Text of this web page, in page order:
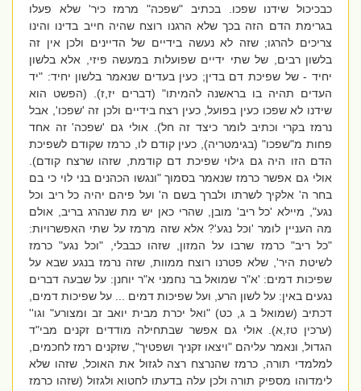
כבכיכול שידנו שפכו. בכתיב "שפכה" מרמז כיר' שלא פעלו
בגרימת הדם הזה בכך שלא הרגנו רוצח שהיה חייב בדינו והינו
צריכים להרגו; שזה לא נעשה בידיים של הדיינים ולכן אין זה
בלשון רבים, של שתי ידיים שפועלות במעשה פיזי, אלא בלשון
יחיד - של שפיכת דם בדין; כעין בעדים שנאמר בלשון יחיד: "יד
העדים תהיה בו בראשנה להמיתו" (דברים יז,ז). (הפשט הוא
שידנו לא שפכו כעין בפועל, כעין רצח בידיים ולכן זה 'שפכו', אבל
נרמז בקרי וכתיב לומר כיצד זה חל). אולי גם 'שפכה' זה אחד
פחות מ"שפכו" (בגימטריה), כעין קודם לו, כרמז שקודם לשפיכת
הדם הזו היה גם גילוי שפיכת דם קודמת, שזהו שרצח קודם).
אולי גם אפשר כרמז שנאמר בסמוך "ונגשו הכהנים בני לוי כי בם
בחר ה' אלקיך לשרתו ולברך בשם ה' ועל פיהם יהיה כל ריב וכל
נגע", מיילא 'כל ריב' מובן, שהרי כאן יש מת שנהרג בריב, אולם
מה העניין לומר 'וכל נגע'? אלא שזה מרמז על שתי האפשרויות:
"כל ריב" כרמז שרבו על המזון, שזהו כבבלי, "וכל נגע" כרמז
לשיטת היר', שלא פטרנו רוצח ממוות, שזה נרמז בנגע שבא על
שפיכות דמים: 'א"ר שמואל בר נחמני א"ר יוחנן: על שבעה דברים
נגעים באין: על לשון הרע, ועל שפיכות דמים ... על שפיכות דמים,
דכתיב (שמואל ב ג, כט) "ואל יכרת מבית יואב זב ומצורע" וגו''
(ערכין טז,א). אולי גם אפשר שבתחילה מודדים זקנים מבי"ד
הגדול, ונאמר עליהם "ויצאו זקניך ושפטיך", שזקנים רמז לחכמים,
למלמדי תורה, כרמז שהנרצח רצה לגזול את האוכל, שזהו שלא
לימדוהו מספיק תורה ולכן עלה בדעתו לחטוא ולגזול (שזהו כרמז